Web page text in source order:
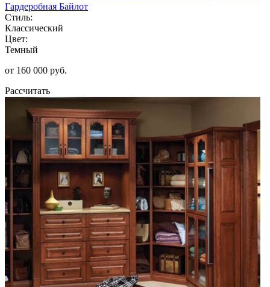
Гардеробная Байлот
Стиль:
Классический
Цвет:
Темный
от 160 000 руб.
Рассчитать